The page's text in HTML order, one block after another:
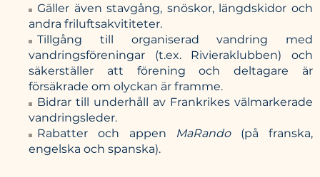
Gäller även stavgång, snöskor, längdskidor och
andra friluftsakvititeter.
Tillgång till organiserad vandring med
vandringsföreningar (t.ex. Rivieraklubben) och
säkerställer att förening och deltagare är
försäkrade om olyckan är framme.
Bidrar till underhåll av Frankrikes välmarkerade
vandringsleder.
Rabatter och appen MaRando(på franska,
engelska och spanska).